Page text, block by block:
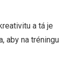
a tá je
aby na tréningu